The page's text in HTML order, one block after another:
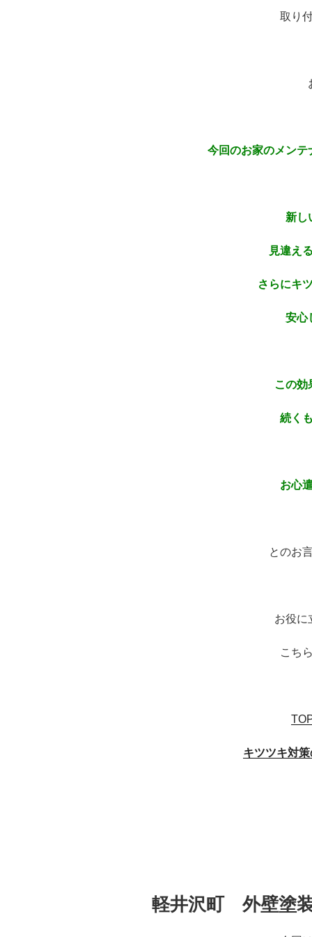
取り
今回のお家のメン
新し
見違え
さらにキ
安心
この効
続く
お心
とのお
お役に
こち
キツツキ対
投
稿
軽井沢町 外壁塗